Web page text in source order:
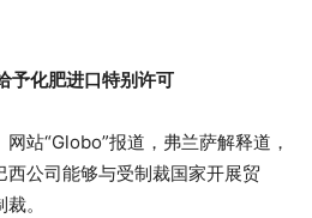
予化肥进口特别许可
站“Globo”报道，弗兰萨解释道，
公司能够与受制裁国家开展贸
。